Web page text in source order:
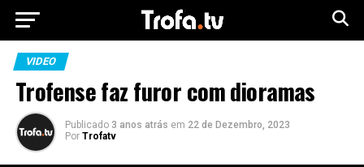
VIDEO
Trofense faz furor com dioramas
Publicado 3 anos atrás em 22 de Dezembro, 2023
Por Trofatv